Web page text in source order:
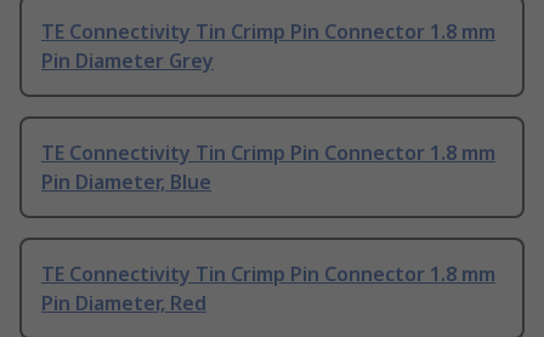
TE Connectivity Tin Crimp Pin Connector 1.8 mm
Pin Diameter Grey
TE Connectivity Tin Crimp Pin Connector 1.8 mm
Pin Diameter, Blue
TE Connectivity Tin Crimp Pin Connector 1.8 mm
Pin Diameter, Red